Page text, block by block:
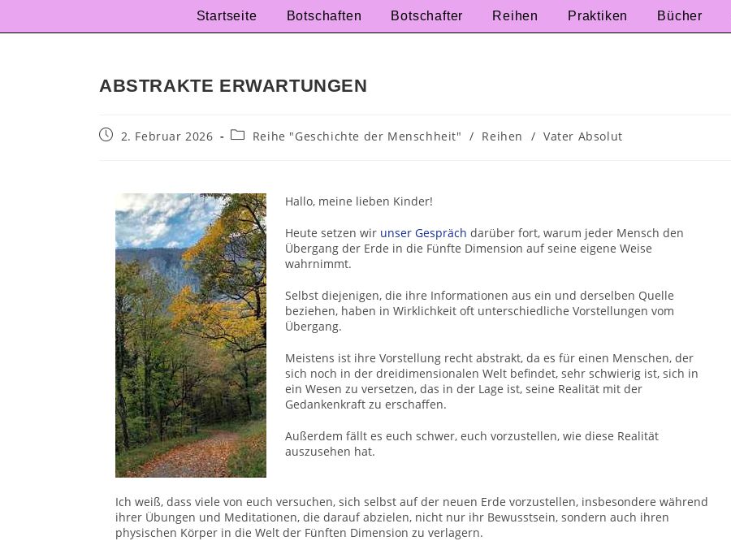
Startseite Botschaften Botschafter Reihen Praktiken Bücher
ABSTRAKTE ERWARTUNGEN
2. Februar 2026 Reihe "Geschichte der Menschheit" / Reihen / Vater Absolut
Hallo, meine lieben Kinder!
Heute setzen wir unser Gespräch darüber fort, warum jeder Mensch den
Übergang der Erde in die Fünfte Dimension auf seine eigene Weise
wahrnimmt.
Selbst diejenigen, die ihre Informationen aus ein und derselben Quelle
beziehen, haben in Wirklichkeit oft unterschiedliche Vorstellungen vom
Übergang.
Meistens ist ihre Vorstellung recht abstrakt, da es für einen Menschen, der
sich noch in der dreidimensionalen Welt befindet, sehr schwierig ist, sich in
ein Wesen zu versetzen, das in der Lage ist, seine Realität mit der
Gedankenkraft zu erschaffen.
Außerdem fällt es euch schwer, euch vorzustellen, wie diese Realität
auszusehen hat.
Ich weiß, dass viele von euch versuchen, sich selbst auf der neuen Erde vorzustellen, insbesondere während
ihrer Übungen und Meditationen, die darauf abzielen, nicht nur ihr Bewusstsein, sondern auch ihren
physischen Körper in die Welt der Fünften Dimension zu verlagern.